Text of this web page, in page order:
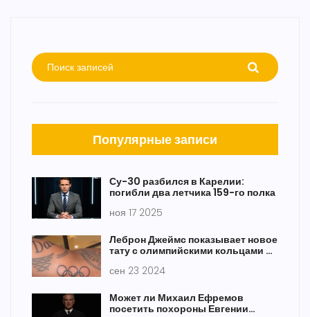
Популярные записи
Су-30 разбился в Карелии:
погибли два летчика 159-го полка
ноя 17 2025
Леброн Джеймс показывает новое
тату с олимпийскими кольцами —
приверженности
сен 23 2024
Может ли Михаил Ефремов
посетить похороны Евгении